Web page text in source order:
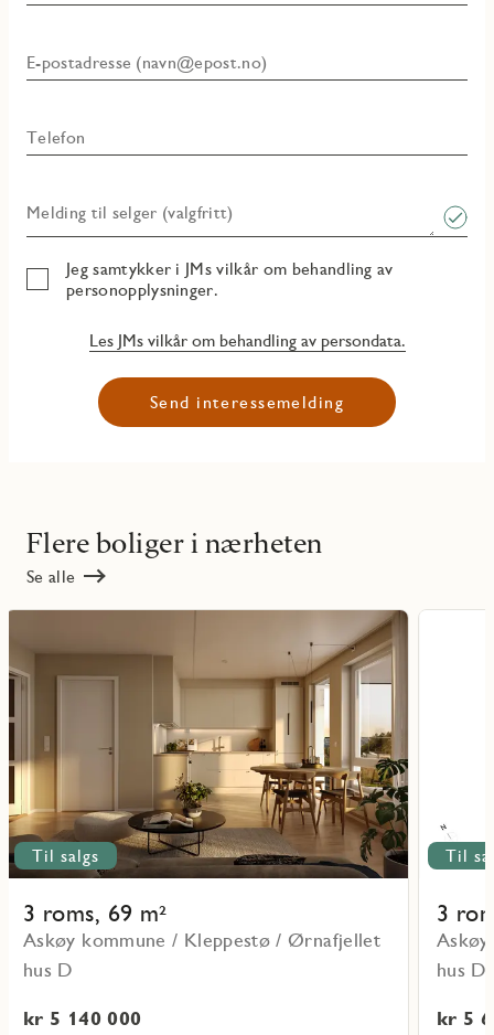
E-postadresse (navn@epost.no)
Telefon
Melding til selger (valgfritt)
Jeg samtykker i JMs vilkår om behandling av
personopplysninger.
Les JMs vilkår om behandling av persondata.
Send interessemelding
Flere boliger i nærheten
Se alle
Til salgs
3 roms, 69 m²
Askøy kommune / Kleppestø / Ørnafjellet
hus D
kr 5 140 000
om
objekt
U0101
Til
3
hus D
kr 5
Les